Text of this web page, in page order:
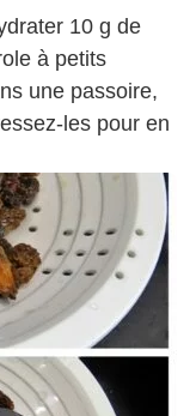
10 g de
à petits
une passoire,
les pour en